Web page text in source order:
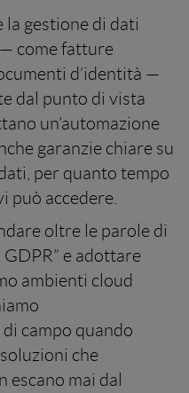
la gestione di dati
come fatture
d’identità —
dal punto di vista
un’automazione
garanzie chiare su
per quanto tempo
può accedere.
oltre le parole di
e adottare
ambienti cloud
di campo quando
che
escano mai dal